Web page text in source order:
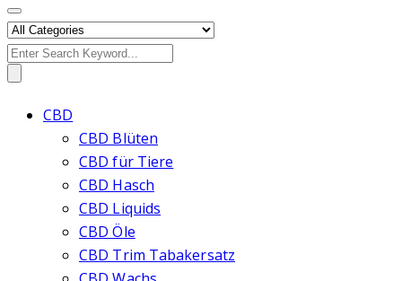
Search
CBD
CBD Blüten
CBD für Tiere
CBD Hasch
CBD Liquids
CBD Öle
CBD Trim Tabakersatz